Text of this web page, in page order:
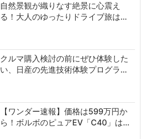
自然景観が織りなす絶景に心震え
る！大人のゆったりドライブ旅は…
クルマ購入検討の前にぜひ体験した
い、日産の先進技術体験プログラ…
【ワンダー速報】価格は599万円か
ら！ボルボのピュアEV「C40」は…